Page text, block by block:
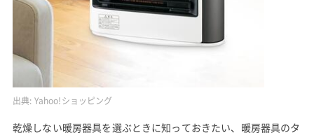
出典: Yahoo!ショッピング
乾燥しない暖房器具を選ぶときに知っておきたい、暖房器具のタ